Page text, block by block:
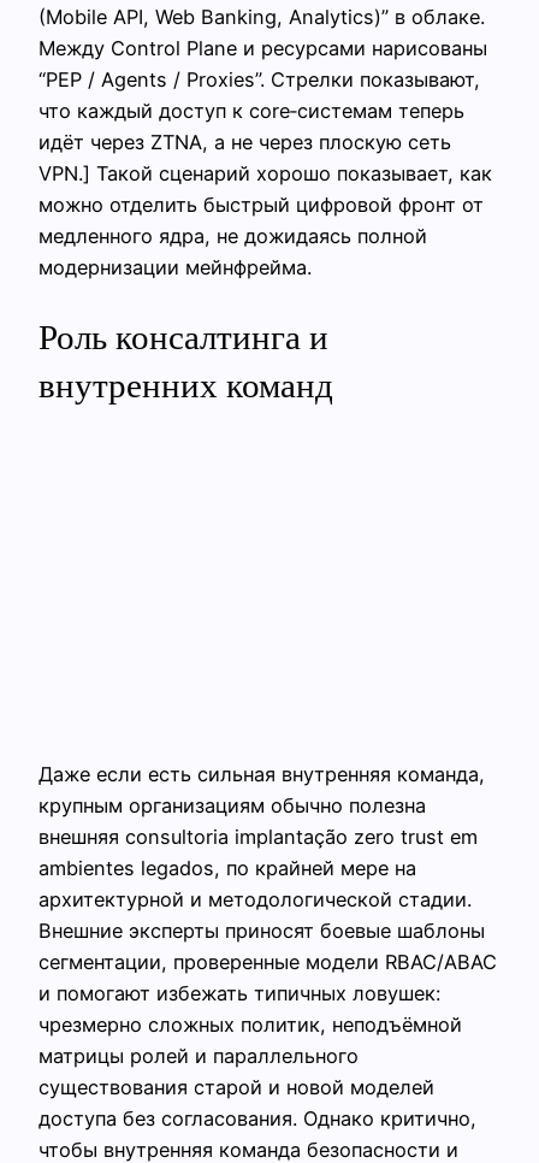
(Mobile API, Web Banking, Analytics)” в облаке.
Между Control Plane и ресурсами нарисованы
“PEP / Agents / Proxies”. Стрелки показывают,
что каждый доступ к core‑системам теперь
идёт через ZTNA, а не через плоскую сеть
VPN.] Такой сценарий хорошо показывает, как
можно отделить быстрый цифровой фронт от
медленного ядра, не дожидаясь полной
модернизации мейнфрейма.
Роль консалтинга и
внутренних команд
Даже если есть сильная внутренняя команда,
крупным организациям обычно полезна
внешняя consultoria implantação zero trust em
ambientes legados, по крайней мере на
архитектурной и методологической стадии.
Внешние эксперты приносят боевые шаблоны
сегментации, проверенные модели RBAC/ABAC
и помогают избежать типичных ловушек:
чрезмерно сложных политик, неподъёмной
матрицы ролей и параллельного
существования старой и новой моделей
доступа без согласования. Однако критично,
чтобы внутренняя команда безопасности и